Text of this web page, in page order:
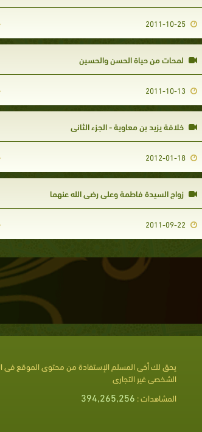
2011-10-25
لمحات من حياة الحسن والحسين
2011-10-13
خلافة يزيد بن معاوية - الجزء الثاني
2012-01-18
زواج السيدة فاطمة وعلي رضي الله عنهما
يحق لك أخى المسلم الإستفادة من محتوى الموقع فى
الشخصى غير التجارى
المشاهدات : 394,265,256